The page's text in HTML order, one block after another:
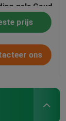
gels Goud
Goud
effect
prijs
ons